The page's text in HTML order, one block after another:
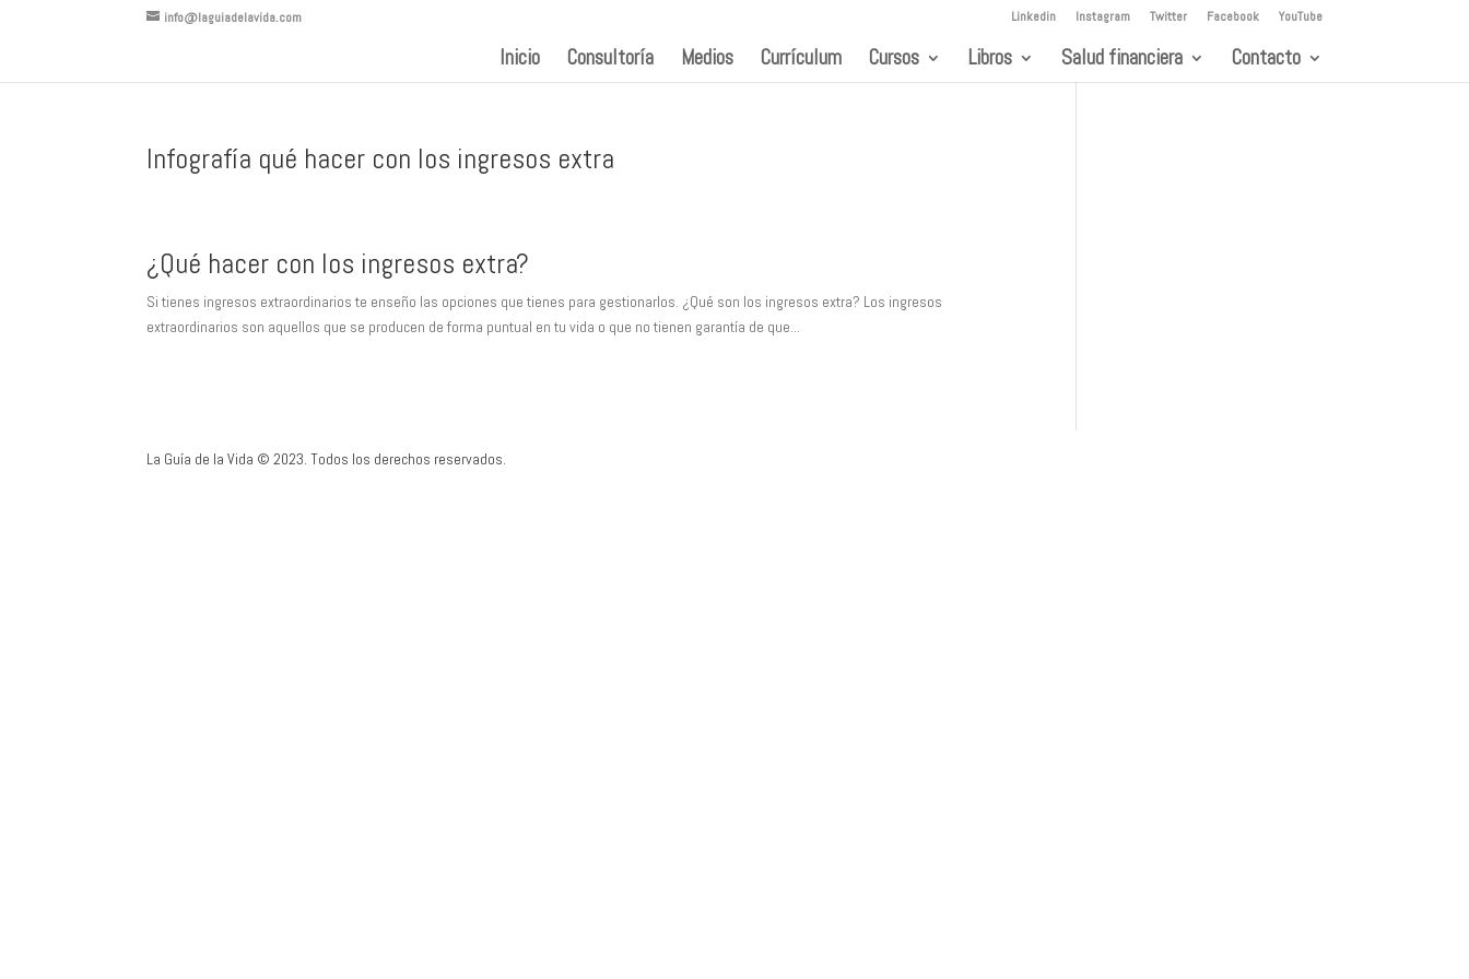
info@laguiadelavida.com Linkedin Instagram Twitter Facebook YouTube
Inicio Consultoría Medios Currículum Cursos Libros Salud financiera Contacto
Infografía qué hacer con los ingresos extra
¿Qué hacer con los ingresos extra?
Si tienes ingresos extraordinarios te enseño las opciones que tienes para gestionarlos. ¿Qué son los ingresos extra? Los ingresos
extraordinarios son aquellos que se producen de forma puntual en tu vida o que no tienen garantía de que...
La Guía de la Vida © 2023. Todos los derechos reservados.